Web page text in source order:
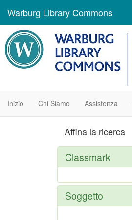
Warburg Library Commons
Inizio Chi Siamo Assistenza
Affina la ricerca
Classmark
Soggetto